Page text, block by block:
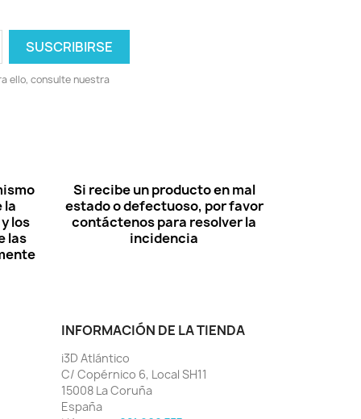
ello, consulte nuestra
la
los
las
Si recibe un producto en mal
estado o defectuoso, por favor
contáctenos para resolver la
incidencia
INFORMACIÓN DE LA TIENDA
i3D Atlántico
C/ Copérnico 6, Local SH11
15008 La Coruña
España